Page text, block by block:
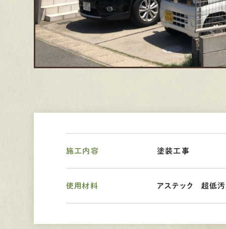
施工内容 塗装工事
使用材料 アステック 超低